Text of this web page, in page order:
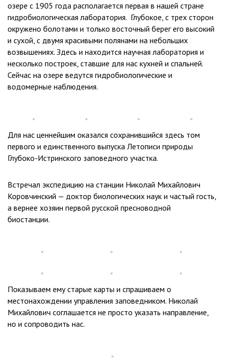
озере с 1905 года располагается первая в нашей стране
гидробиологическая лаборатория. Глубокое, с трех сторон
окружено болотами и только восточный берег его высокий
и сухой, с двумя красивыми полянами на небольших
возвышениях. Здесь и находится научная лаборатория и
несколько построек, ставшие для нас кухней и спальней.
Сейчас на озере ведутся гидробиологические и
водомерные наблюдения.
Для нас ценнейшим оказался сохранившийся здесь том
первого и единственного выпуска Летописи природы
Глубоко-Истринского заповедного участка.
Встречал экспедицию на станции Николай Михайлович
Коровчинский — доктор биологических наук и частый гость,
а вернее хозяин первой русской пресноводной
биостанции.
Показываем ему старые карты и спрашиваем о
местонахождении управления заповедником. Николай
Михайлович соглашается не просто указать направление,
но и сопроводить нас.